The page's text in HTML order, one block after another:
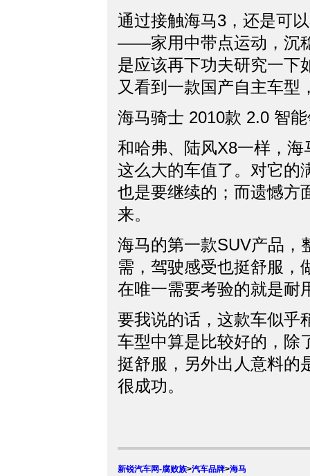
通过接触海马3，还是可
——家用中带点运动，沉
是应该再下功夫研究一下
又看到一款国产自主车型
海马骑士 2010款 2.0 智
和哈弗、陆风X8一样，
这么大的车值了。对它的
也是要继续的；而遗憾方
来。
海马的第一款SUV产品，
需，驾驶感受也挺舒服，
在唯一需要考验的就是耐
要我说的话，这款车似乎
车型中算是比较好的，除
挺舒服，另外出人意料的
很成功。
新锐汽车网-腐败族>汽车品牌>海马